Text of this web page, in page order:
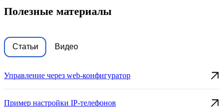
Полезные материалы
Статьи Видео
Управление через web-конфигуратор
Пpимер настройки IP-телефонов